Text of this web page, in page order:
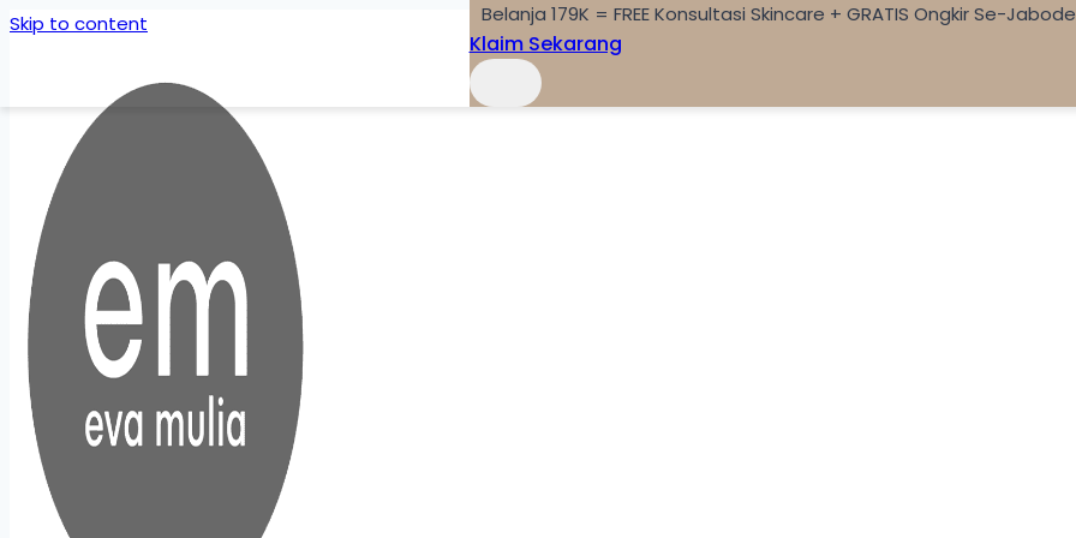
Skip to content Belanja 179K = FREE Konsultasi Skincare + GRATIS Ongkir Se-
Klaim Sekarang